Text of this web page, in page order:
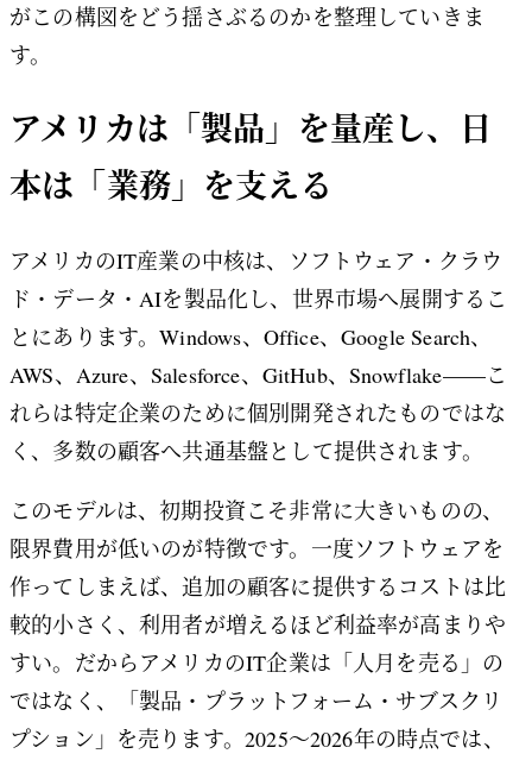
がこの構図をどう揺さぶるのかを整理していきま
す。
アメリカは「製品」を量産し、日
本は「業務」を支える
アメリカのIT産業の中核は、ソフトウェア・クラウ
ド・データ・AIを製品化し、世界市場へ展開するこ
とにあります。Windows、Office、Google Search、
AWS、Azure、Salesforce、GitHub、Snowflake——こ
れらは特定企業のために個別開発されたものではな
く、多数の顧客へ共通基盤として提供されます。
このモデルは、初期投資こそ非常に大きいものの、
限界費用が低いのが特徴です。一度ソフトウェアを
作ってしまえば、追加の顧客に提供するコストは比
較的小さく、利用者が増えるほど利益率が高まりや
すい。だからアメリカのIT企業は「人月を売る」の
ではなく、「製品・プラットフォーム・サブスクリ
プション」を売ります。2025〜2026年の時点では、